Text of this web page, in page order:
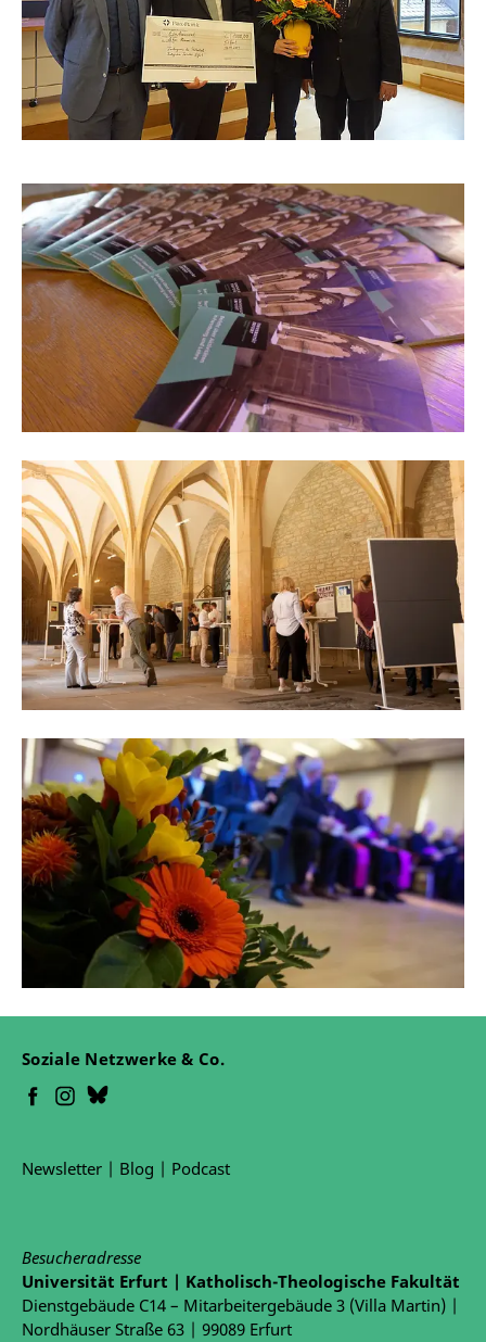
Soziale Netzwerke & Co.
Newsletter | Blog | Podcast
Besucheradresse
Universität Erfurt | Katholisch-Theologische Fakultät
Dienstgebäude C14 – Mitarbeitergebäude 3 (Villa Martin) |
Nordhäuser Straße 63 | 99089 Erfurt